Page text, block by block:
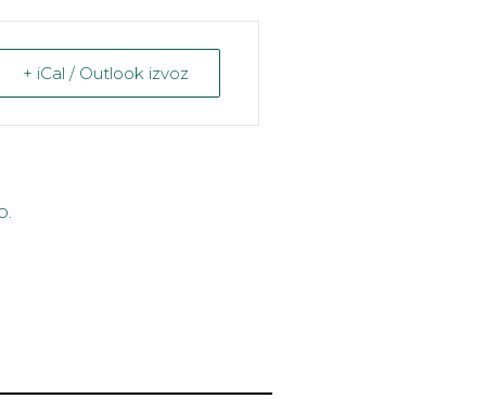
+ iCal / Outlook izvoz